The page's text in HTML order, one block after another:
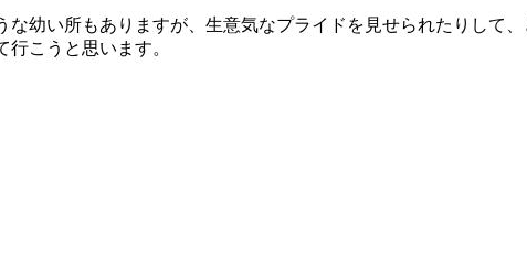
幼い所もありますが、生意気なプライドを見せられたりして
こうと思います。